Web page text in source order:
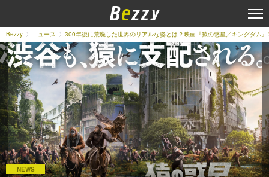
Bezzy ニュース 300年後に荒廃した世界のリアルな姿とは？映画『猿の惑星／キングダム
NEWS